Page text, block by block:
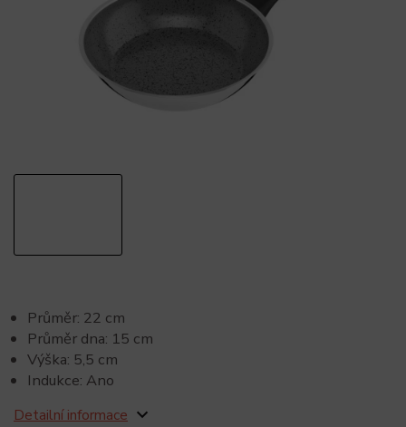
Průměr: 22 cm
Průměr dna: 15 cm
Výška: 5,5 cm
Indukce: Ano
Detailní informace